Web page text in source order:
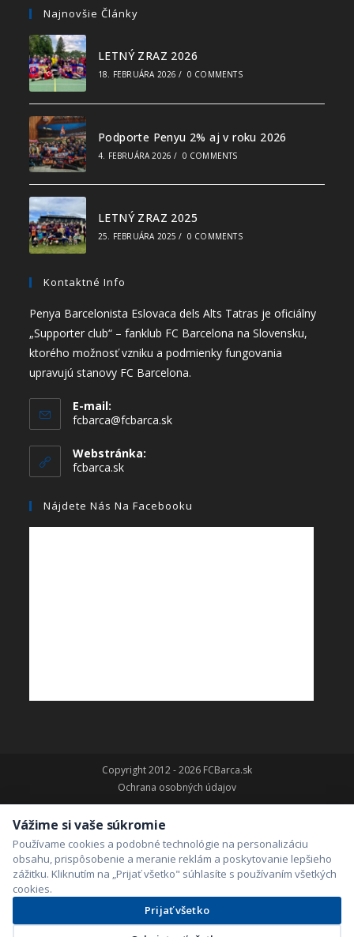
Najnovšie Články
LETNÝ ZRAZ 2026
18. FEBRUÁRA 2026 / 0 COMMENTS
Podporte Penyu 2% aj v roku 2026
4. FEBRUÁRA 2026 / 0 COMMENTS
LETNÝ ZRAZ 2025
25. FEBRUÁRA 2025 / 0 COMMENTS
Kontaktné Info
Penya Barcelonista Eslovaca dels Alts Tatras je oficiálny
„Supporter club“ – fanklub FC Barcelona na Slovensku,
ktorého možnosť vzniku a podmienky fungovania
upravujú stanovy FC Barcelona.
E-mail:
fcbarca@fcbarca.sk
Webstránka:
fcbarca.sk
Nájdete Nás Na Facebooku
Copyright 2012 - 2026 FCBarca.sk
Ochrana osobných údajov
Vážime si vaše súkromie
Používame cookies a podobné technológie na personalizáciu
obsahu, prispôsobenie a meranie reklám a poskytovanie lepšieho
zážitku. Kliknutím na „Prijať všetko" súhlasíte s používaním všetkých
cookies.
Prijať všetko